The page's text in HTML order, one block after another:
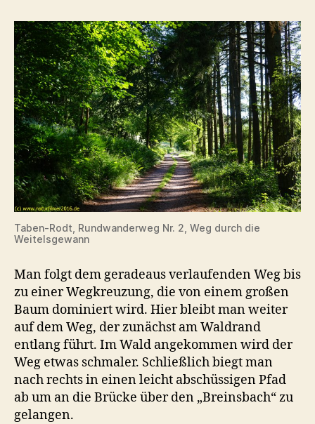
Taben-Rodt, Rundwanderweg Nr. 2, Weg durch die
Weitelsgewann
Man folgt dem geradeaus verlaufenden Weg bis
zu einer Wegkreuzung, die von einem großen
Baum dominiert wird. Hier bleibt man weiter
auf dem Weg, der zunächst am Waldrand
entlang führt. Im Wald angekommen wird der
Weg etwas schmaler. Schließlich biegt man
nach rechts in einen leicht abschüssigen Pfad
ab um an die Brücke über den „Breinsbach“ zu
gelangen.